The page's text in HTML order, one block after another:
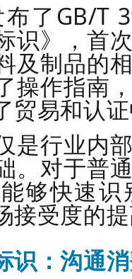
了GB/T
识》，首
及制品的
操作指南
贸易和认
是行业内
。对于普
够快速
接受度的
识：沟通